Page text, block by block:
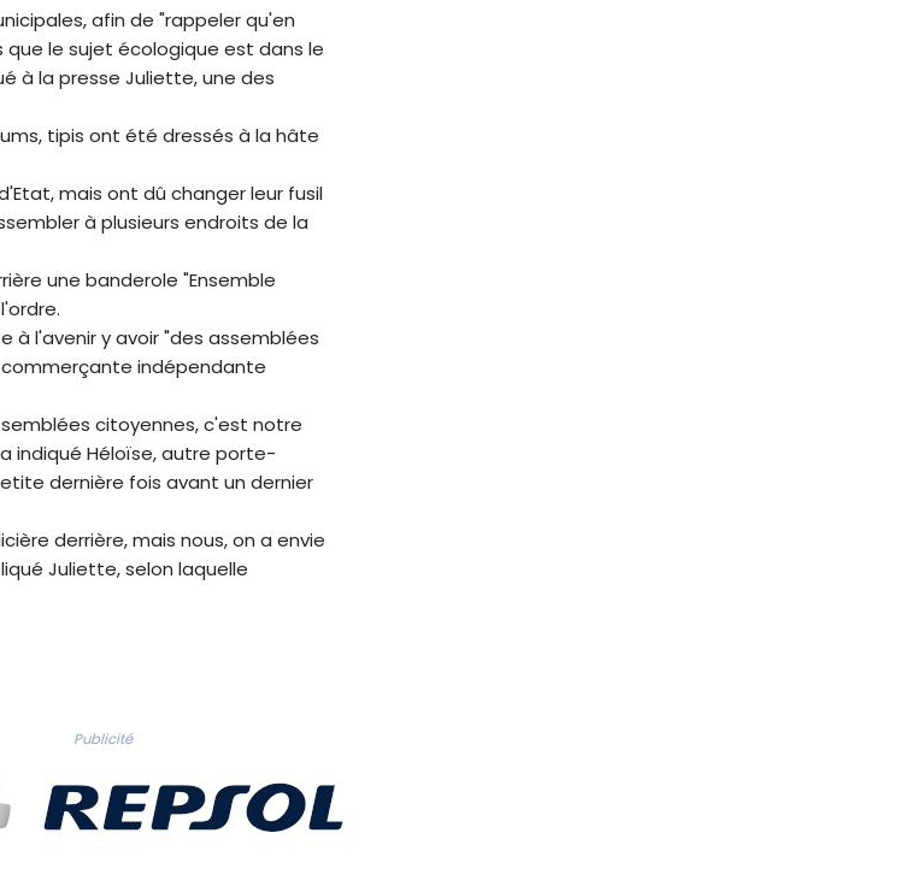
afin de "rappeler qu'en
le sujet écologique est dans le
à la presse Juliette, une des
tipis ont été dressés à la hâte
mais ont dû changer leur fusil
à plusieurs endroits de la
une banderole "Ensemble
à l'avenir y avoir "des assemblées
commerçante indépendante
citoyennes, c'est notre
indiqué Héloïse, autre porte-
dernière fois avant un dernier
derrière, mais nous, on a envie
Juliette, selon laquelle
Publicité